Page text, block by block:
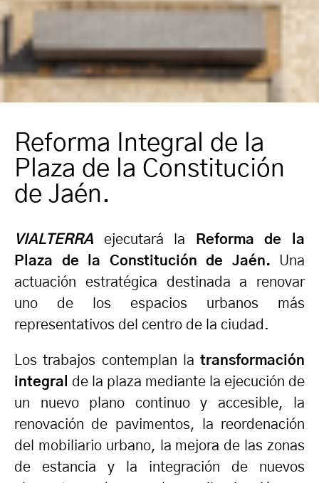
Reforma Integral de la
Plaza de la Constitución
de Jaén.
VIALTERRA ejecutará la Reforma de la
Plaza de la Constitución de Jaén. Una
actuación estratégica destinada a renovar
uno de los espacios urbanos más
representativos del centro de la ciudad.
Los trabajos contemplan la transformación
integral de la plaza mediante la ejecución de
un nuevo plano continuo y accesible, la
renovación de pavimentos, la reordenación
del mobiliario urbano, la mejora de las zonas
de estancia y la integración de nuevos